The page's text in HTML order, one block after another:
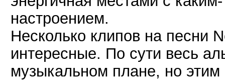
настроением.
Несколько клипов на песни
интересные. По сути весь
музыкальном плане, но